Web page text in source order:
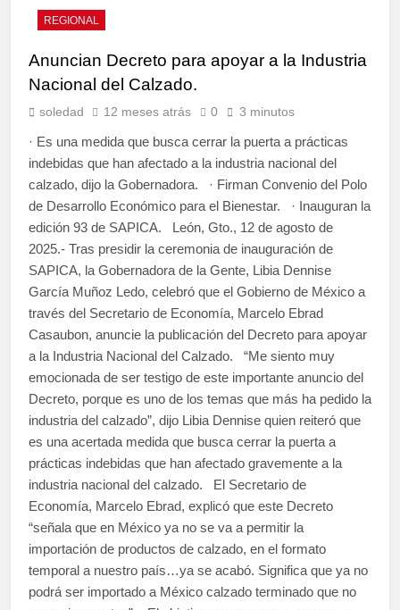
REGIONAL
Anuncian Decreto para apoyar a la Industria
Nacional del Calzado.
soledad 12 meses atrás 0 3 minutos
· Es una medida que busca cerrar la puerta a prácticas
indebidas que han afectado a la industria nacional del
calzado, dijo la Gobernadora. · Firman Convenio del Polo
de Desarrollo Económico para el Bienestar. · Inauguran la
edición 93 de SAPICA. León, Gto., 12 de agosto de
2025.- Tras presidir la ceremonia de inauguración de
SAPICA, la Gobernadora de la Gente, Libia Dennise
García Muñoz Ledo, celebró que el Gobierno de México a
través del Secretario de Economía, Marcelo Ebrad
Casaubon, anuncie la publicación del Decreto para apoyar
a la Industria Nacional del Calzado. “Me siento muy
emocionada de ser testigo de este importante anuncio del
Decreto, porque es uno de los temas que más ha pedido la
industria del calzado”, dijo Libia Dennise quien reiteró que
es una acertada medida que busca cerrar la puerta a
prácticas indebidas que han afectado gravemente a la
industria nacional del calzado. El Secretario de
Economía, Marcelo Ebrad, explicó que este Decreto
“señala que en México ya no se va a permitir la
importación de productos de calzado, en el formato
temporal a nuestro país…ya se acabó. Significa que ya no
podrá ser importado a México calzado terminado que no